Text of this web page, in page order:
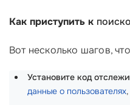
Как приступить к
Вот несколько шагов,
Установите код
данные о пользователях